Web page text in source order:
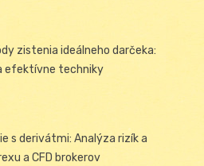
zistenia ideálneho darčeka:
efektívne techniky
s derivátmi: Analýza rizík a
a CFD brokerov